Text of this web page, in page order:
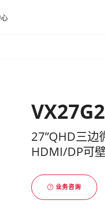
27”QHD三边
HDMI/DP可
业务咨询